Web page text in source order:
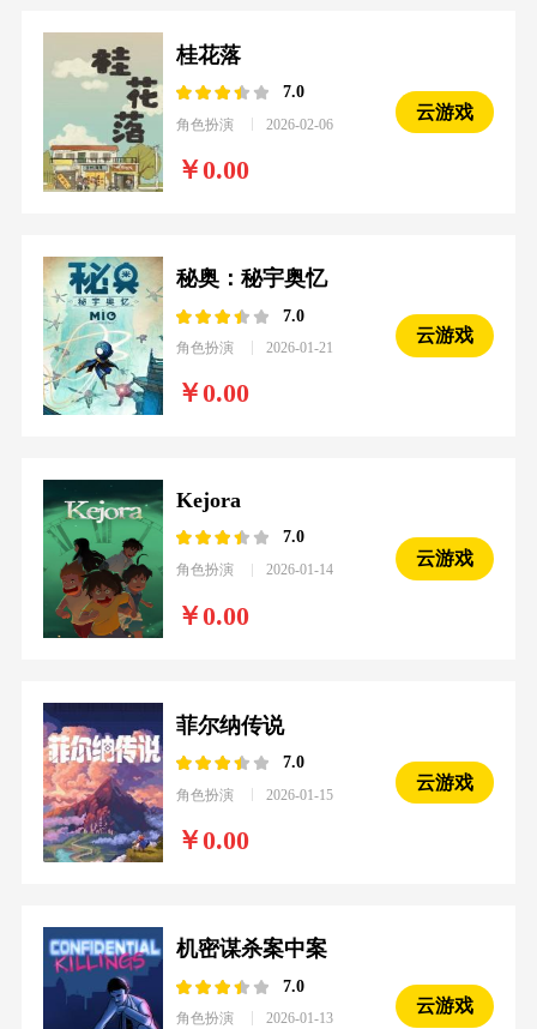
桂花落
7.0
角色扮演 2026-02-06
0.00
云游戏
秘奥：秘宇奥忆
7.0
角色扮演 2026-01-21
0.00
云游戏
Kejora
7.0
角色扮演 2026-01-14
0.00
云游戏
菲尔纳传说
7.0
角色扮演 2026-01-15
0.00
云游戏
机密谋杀案中案
7.0
角色扮演 2026-01-13
云游戏